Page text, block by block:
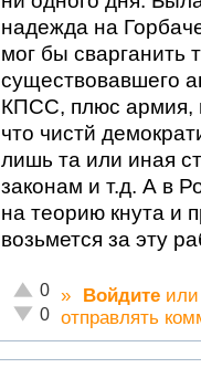
надежда на
мог бы
существовавшего
КПСС, плюс армия,
что чистй
лишь та или иная
законам и т.д. А в
на теорию кнута и
возьмется за эту
Отлично!
0
Неадекватно!
0
» Войдите
отправлять